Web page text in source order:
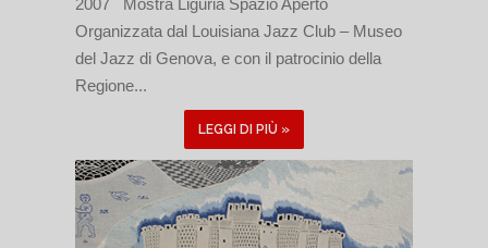
2007 Mostra Liguria Spazio Aperto
Organizzata dal Louisiana Jazz Club – Museo
del Jazz di Genova, e con il patrocinio della
Regione...
LEGGI DI PIÙ »